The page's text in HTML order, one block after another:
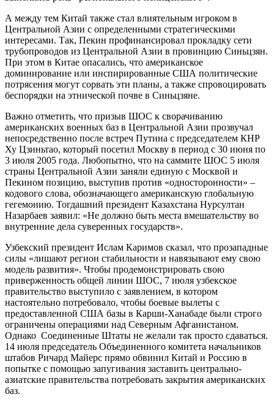
А между тем Китай также стал влиятельным игроком в
Центральной Азии с определенными стратегическими
интересами. Так, Пекин профинансировал прокладку сети
трубопроводов из Центральной Азии в провинцию Синьцзян.
При этом в Китае опасались, что американское
доминирование или инспирированные США политические
потрясения могут сорвать эти планы, а также спровоцировать
беспорядки на этнической почве в Синьцзяне.
Важно отметить, что призыв ШОС к сворачиванию
американских военных баз в Центральной Азии прозвучал
непосредственно после встреч Путина с председателем КНР
Ху Цзиньтао, который посетил Москву в период с 30 июня по
3 июля 2005 года. Любопытно, что на саммите ШОС 5 июля
страны Центральной Азии заняли единую с Москвой и
Пекином позицию, выступив против «односторонности» –
кодового слова, обозначающего американскую глобальную
гегемонию. Тогдашний президент Казахстана Нурсултан
Назарбаев заявил: «Не должно быть места вмешательству во
внутренние дела суверенных государств».
Узбекский президент Ислам Каримов сказал, что прозападные
силы «лишают регион стабильности и навязывают ему свою
модель развития». Чтобы продемонстрировать свою
приверженность общей линии ШОС, 7 июля узбекское
правительство выступило с заявлением, в котором
настоятельно потребовало, чтобы боевые вылеты с
предоставленной США базы в Карши-Ханабаде были строго
ограничены операциями над Северным Афганистаном.
Однако Соединенные Штаты не желали так просто сдаваться.
14 июля председатель Объединенного комитета начальников
штабов Ричард Майерс прямо обвинил Китай и Россию в
попытке с помощью запугивания заставить центрально-
азиатские правительства потребовать закрытия американских
баз.